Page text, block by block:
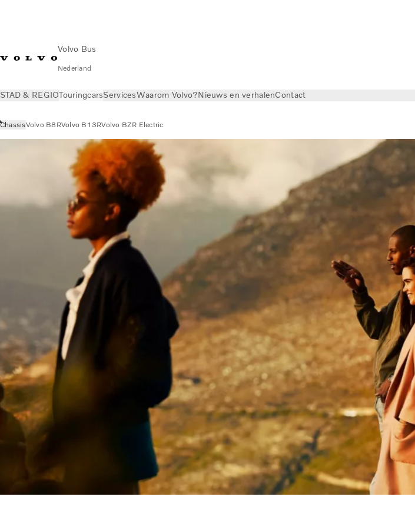
Volvo Bus
Nederland
STAD & REGIOTouringcarsServicesWaarom Volvo?Nieuws en verhalenContact
ChassisVolvo B8RVolvo B13RVolvo BZR Electric